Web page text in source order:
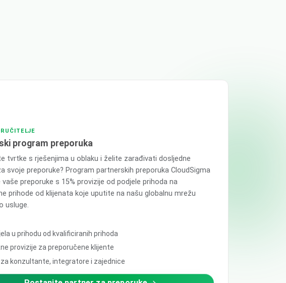
program preporuka
tvrtke s rješenjima u oblaku i želite zarađivati dosljedne
svoje preporuke? Program partnerskih preporuka CloudSigma
vaše preporuke s 15% provizije od podjele prihoda na
prihode od klijenata koje uputite na našu globalnu mrežu
usluge.
u prihodu od kvalificiranih prihoda
provizije za preporučene klijente
za konzultante, integratore i zajednice